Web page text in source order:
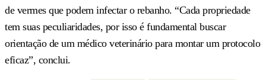
de vermes que podem infectar o rebanho. “Cada propriedade
tem suas peculiaridades, por isso é fundamental buscar
orientação de um médico veterinário para montar um protocolo
eficaz”, conclui.